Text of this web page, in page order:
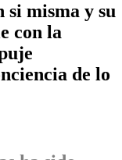
si misma y su
con la
de lo